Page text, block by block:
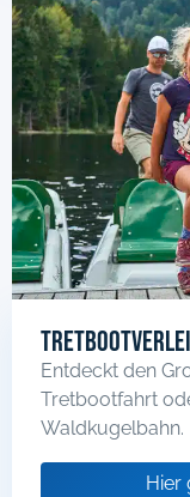
Entdeckt den
Tretbootfahrt
Waldkugelbahn.
Hier